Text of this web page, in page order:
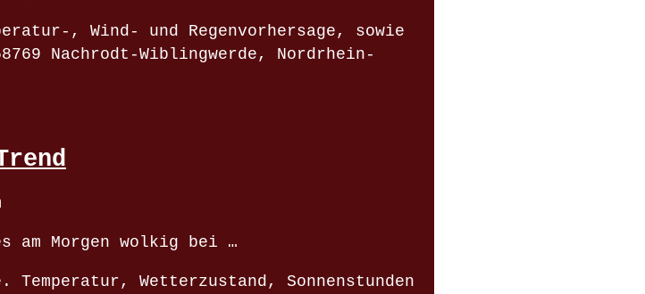
, Wind- und Regenvorhersage, sowie
Nachrodt-Wiblingwerde, Nordrhein-
am Morgen wolkig bei …
Wetterzustand, Sonnenstunden